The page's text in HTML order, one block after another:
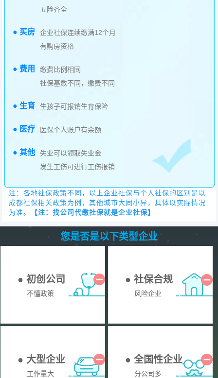
五险齐全
● 买房
企业社保连续缴满12个月
有购房资格
● 费用
缴费比例相同
社保基数不同，缴费不同
● 生育 生孩子可报销生育保险
● 医疗 医保个人账户有余额
● 其他
失业可以领取失业金
发生工伤可进行工伤报销
注：各地社保政策不同，以上企业社保与个人社保的区别是以
成都社保相关政策为例，其他城市大同小异，具体以实际情况
为准。
【注：找公司代缴社保就是企业社保】
您是否是以下类型企业
● 初创公司
不懂政策
● 社保合规
风险企业
● 大型企业
工作量大
● 全国性企业
分公司多